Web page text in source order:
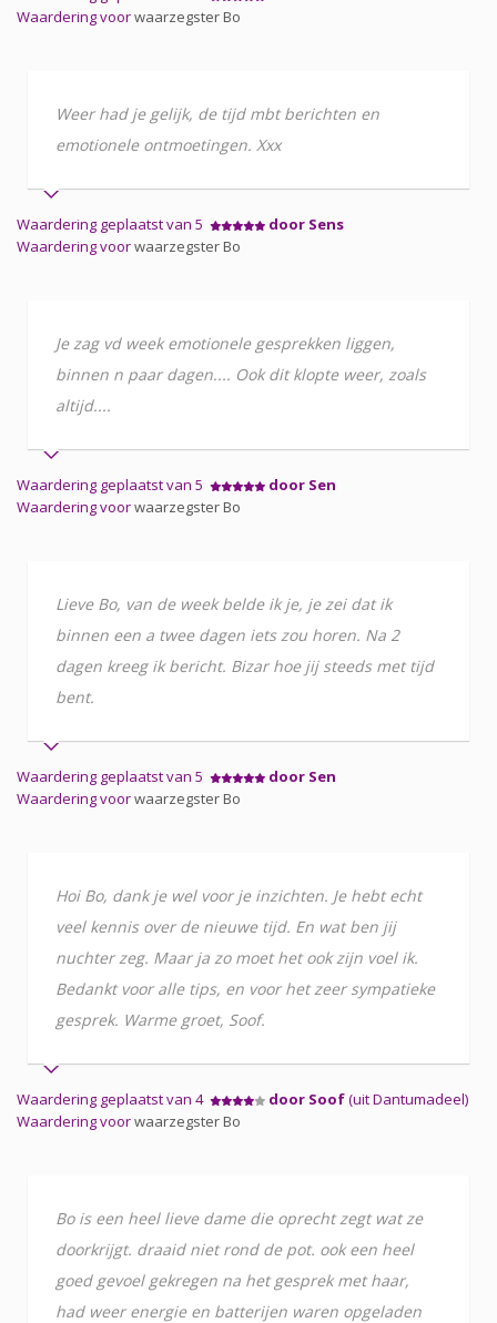
Waardering voorwaarzegster Bo
Weer had je gelijk, de tijd mbt berichten en
emotionele ontmoetingen. Xxx
Waardering geplaatst van 5
door Sens
Waardering voorwaarzegster Bo
Je zag vd week emotionele gesprekken liggen,
binnen n paar dagen.... Ook dit klopte weer, zoals
altijd....
Waardering geplaatst van 5
door Sen
Waardering voorwaarzegster Bo
Lieve Bo, van de week belde ik je, je zei dat ik
binnen een a twee dagen iets zou horen. Na 2
dagen kreeg ik bericht. Bizar hoe jij steeds met tijd
bent.
Waardering geplaatst van 5
door Sen
Waardering voorwaarzegster Bo
Hoi Bo, dank je wel voor je inzichten. Je hebt echt
veel kennis over de nieuwe tijd. En wat ben jij
nuchter zeg. Maar ja zo moet het ook zijn voel ik.
Bedankt voor alle tips, en voor het zeer sympatieke
gesprek. Warme groet, Soof.
Waardering geplaatst van 4 door Soof(uit Dantumadeel)
Waardering voorwaarzegster Bo
Bo is een heel lieve dame die oprecht zegt wat ze
doorkrijgt. draaid niet rond de pot. ook een heel
goed gevoel gekregen na het gesprek met haar,
had weer energie en batterijen waren opgeladen